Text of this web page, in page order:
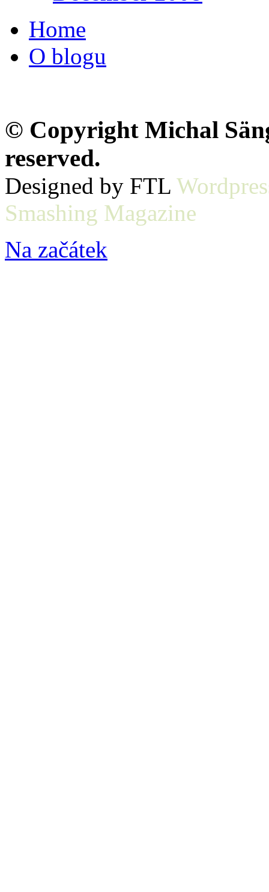
Home
O blogu
© Copyright Michal
reserved.
Designed by FTL
Smashing Magazine
Na začátek